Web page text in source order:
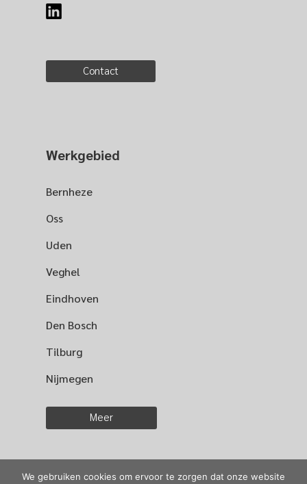
Contact
Werkgebied
Bernheze
Oss
Uden
Veghel
Eindhoven
Den Bosch
Tilburg
Nijmegen
Meer
We gebruiken cookies om ervoor te zorgen dat onze website